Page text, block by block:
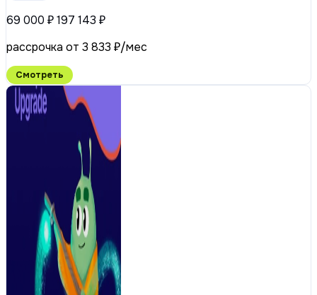
69 000 ₽197 143 ₽
рассрочка от 3 833 ₽/мес
Смотреть